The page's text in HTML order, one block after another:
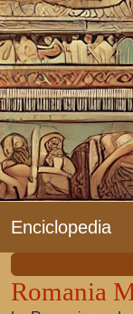
Enciclopedia
Romania